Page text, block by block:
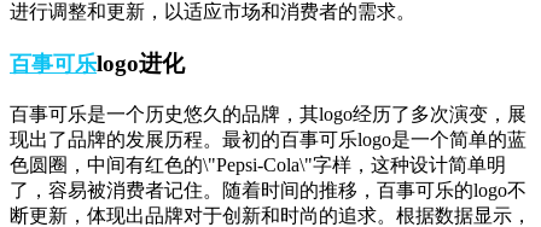
进行调整和更新，以适应市场和消费者的需求。
百事可乐logo进化
百事可乐是一个历史悠久的品牌，其logo经历了多次演变，展
现出了品牌的发展历程。最初的百事可乐logo是一个简单的蓝
色圆圈，中间有红色的\"Pepsi-Cola\"字样，这种设计简单明
了，容易被消费者记住。随着时间的推移，百事可乐的logo不
断更新，体现出品牌对于创新和时尚的追求。根据数据显示，